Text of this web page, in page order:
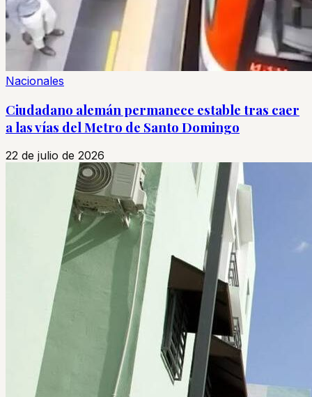
Nacionales
Ciudadano alemán permanece estable tras caer
a las vías del Metro de Santo Domingo
22 de julio de 2026